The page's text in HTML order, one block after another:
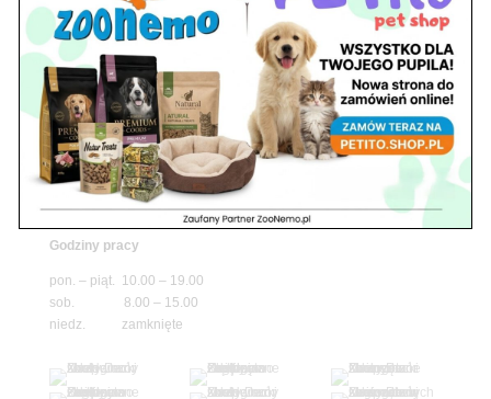
Godziny pracy
pon. – piąt. 10.00 – 19.00
sob. 10.00 – 15.00
niedz. zamknięte
Adres
05-100 Nowy Dwór Mazowiecki
ul. Leśna 2
tel. 503 900 215
Godziny pracy
pon. – piąt. 10.00 – 19.00
sob. 8.00 – 15.00
niedz. zamknięte